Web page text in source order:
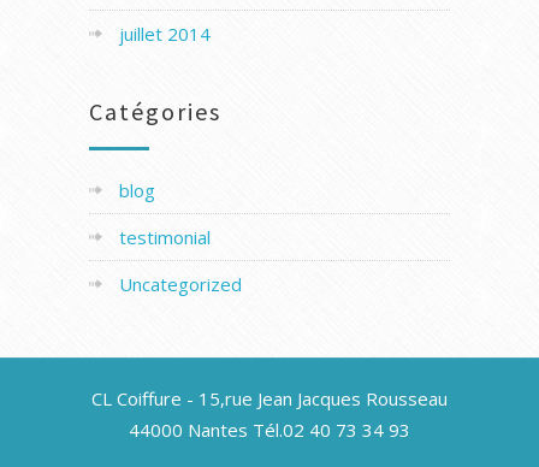
juillet 2014
Catégories
blog
testimonial
Uncategorized
CL Coiffure - 15,rue Jean Jacques Rousseau
44000 Nantes Tél.02 40 73 34 93